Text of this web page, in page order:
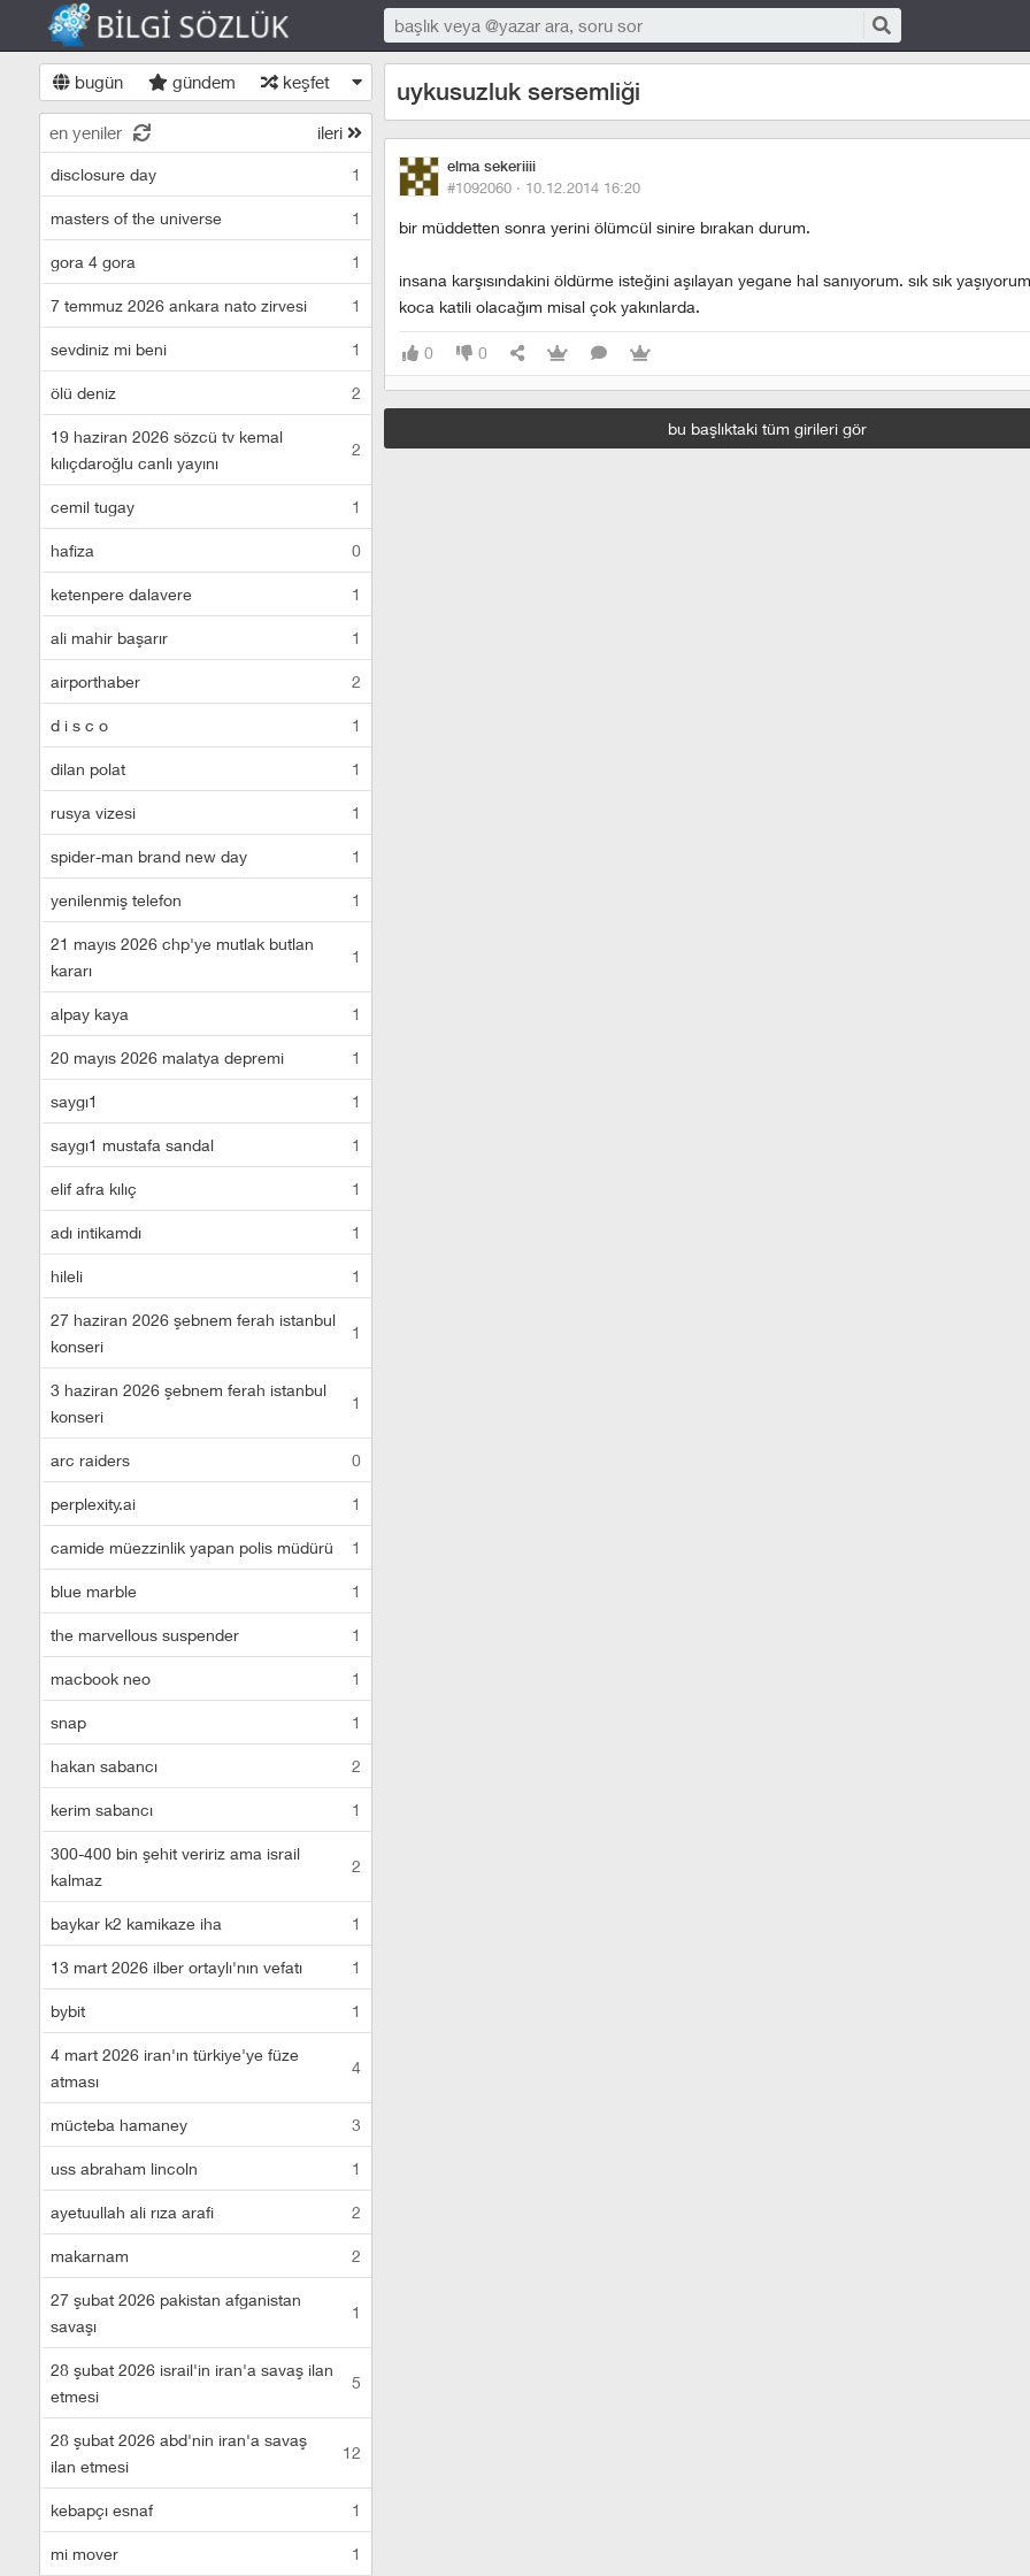
bugün gündem keşfet
en yeniler ileri
disclosure day 1
masters of the universe 1
gora 4 gora 1
7 temmuz 2026 ankara nato zirvesi 1
sevdiniz mi beni 1
ölü deniz 2
19 haziran 2026 sözcü tv kemal
kılıçdaroğlu canlı yayını
2
cemil tugay 1
hafiza 0
ketenpere dalavere 1
ali mahir başarır 1
airporthaber 2
d i s c o 1
dilan polat 1
rusya vizesi 1
spider-man brand new day 1
yenilenmiş telefon 1
21 mayıs 2026 chp'ye mutlak butlan
kararı
1
alpay kaya 1
20 mayıs 2026 malatya depremi 1
saygı1 1
saygı1 mustafa sandal 1
elif afra kılıç 1
adı intikamdı 1
hileli 1
27 haziran 2026 şebnem ferah istanbul
konseri
1
3 haziran 2026 şebnem ferah istanbul
konseri
1
arc raiders 0
perplexity.ai 1
camide müezzinlik yapan polis müdürü 1
blue marble 1
the marvellous suspender 1
macbook neo 1
snap 1
hakan sabancı 2
kerim sabancı 1
300-400 bin şehit veririz ama israil
kalmaz
2
baykar k2 kamikaze iha 1
13 mart 2026 ilber ortaylı'nın vefatı 1
bybit 1
4 mart 2026 iran'ın türkiye'ye füze
atması
4
mücteba hamaney 3
uss abraham lincoln 1
ayetuullah ali rıza arafi 2
makarnam 2
27 şubat 2026 pakistan afganistan
savaşı
1
28 şubat 2026 israil'in iran'a savaş ilan
etmesi
5
28 şubat 2026 abd'nin iran'a savaş
ilan etmesi
12
kebapçı esnaf 1
mi mover 1
uykusuzluk sersemliği
elma sekeriiii
#1092060 · 10.12.2014 16:20
bir müddetten sonra yerini ölümcül sinire bırakan durum.
insana karşısındakini öldürme isteğini aşılayan yegane hal sanıyorum. sık sık
koca katili olacağım misal çok yakınlarda.
0 0
bu başlıktaki tüm girileri gör